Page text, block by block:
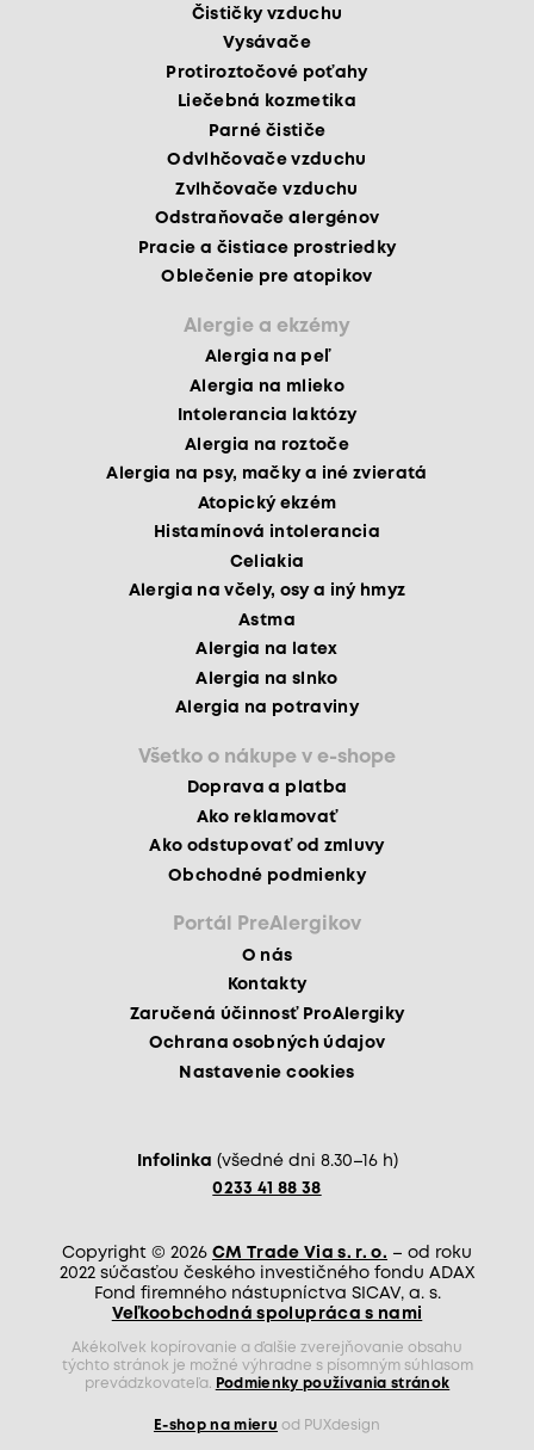
Čističky vzduchu
Vysávače
Protiroztočové poťahy
Liečebná kozmetika
Parné čističe
Odvlhčovače vzduchu
Zvlhčovače vzduchu
Odstraňovače alergénov
Pracie a čistiace prostriedky
Oblečenie pre atopikov
Alergie a ekzémy
Alergia na peľ
Alergia na mlieko
Intolerancia laktózy
Alergia na roztoče
Alergia na psy, mačky a iné zvieratá
Atopický ekzém
Histamínová intolerancia
Celiakia
Alergia na včely, osy a iný hmyz
Astma
Alergia na latex
Alergia na slnko
Alergia na potraviny
Všetko o nákupe v e-shope
Doprava a platba
Ako reklamovať
Ako odstupovať od zmluvy
Obchodné podmienky
Portál PreAlergikov
O nás
Kontakty
Zaručená účinnosť ProAlergiky
Ochrana osobných údajov
Nastavenie cookies
Infolinka (všedné dni 8.30–16 h)
0233 41 88 38
Copyright © 2026 CM Trade Via s. r. o. – od roku
2022 súčasťou českého investičného fondu ADAX
Fond firemného nástupníctva SICAV, a. s.
Veľkoobchodná spolupráca s nami
Akékoľvek kopírovanie a ďalšie zverejňovanie obsahu
týchto stránok je možné výhradne s písomným súhlasom
prevádzkovateľa.
Podmienky používania stránok
E-shop na mieru od PUXdesign